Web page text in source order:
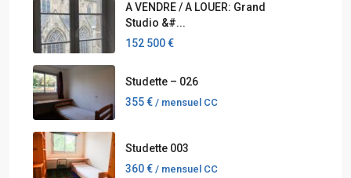
A VENDRE / A LOUER: Grand
Studio &#...
152 500 €
Studette – 026
355 € / mensuel CC
Studette 003
360 € / mensuel CC